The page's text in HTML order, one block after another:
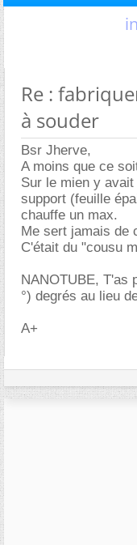
Re :
à souder
Bsr Jherve,
A moins que ce
Sur le mien y
support (feuille
chauffe un max.
Me sert jamais de
C'était du "cousu
NANOTUBE, T'as
°) degrés au lieu
A+